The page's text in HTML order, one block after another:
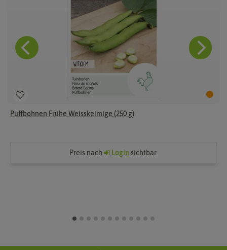
Puffbohnen Frühe Weisskeimige (250 g)
Preis nach Login sichtbar.